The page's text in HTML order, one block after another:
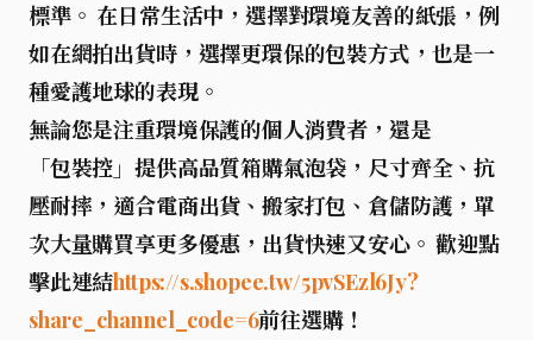
標準。 在日常生活中，選擇對環境友善的紙張，例
如在網拍出貨時，選擇更環保的包裝方式，也是一
種愛護地球的表現。
無論您是注重環境保護的個人消費者，還是
「包裝控」提供高品質箱購氣泡袋，尺寸齊全、抗
壓耐摔，適合電商出貨、搬家打包、倉儲防護，單
次大量購買享更多優惠，出貨快速又安心。 歡迎點
擊此連結https://s.shopee.tw/5pvSEzl6Jy?
share_channel_code=6前往選購！